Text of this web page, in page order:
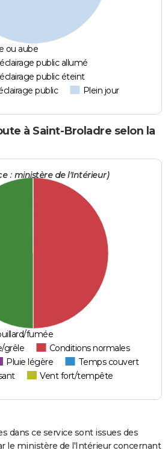
ou aube
public allumé
public éteint
public
Plein jour
à Saint-Broladre selon la
: ministère de l'Intérieur)
fumée
grêle
Conditions normales
Pluie légère
Temps couvert
Vent fort/tempête
dans ce service sont issues des
le ministère de l'Intérieur concernant